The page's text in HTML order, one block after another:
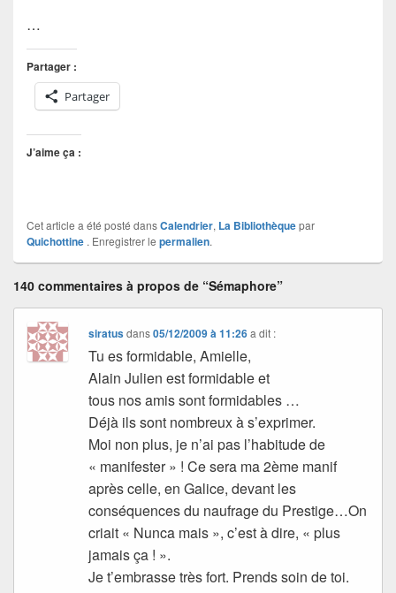
…
Partager :
Partager
J’aime ça :
Cet article a été posté dansCalendrier, La Bibliothèquepar
Quichottine . Enregistrer le permalien.
140 commentaires à propos de “Sémaphore”
siratusdans05/12/2009 à 11:26 a dit :
Tu es formidable, Amielle,
Alain Julien est formidable et
tous nos amis sont formidables …
Déjà ils sont nombreux à s’exprimer.
Moi non plus, je n’ai pas l’habitude de
« manifester » ! Ce sera ma 2ème manif
après celle, en Galice, devant les
conséquences du naufrage du Prestige…On
criait « Nunca mais », c’est à dire, « plus
jamais ça ! ».
Je t’embrasse très fort. Prends soin de toi.